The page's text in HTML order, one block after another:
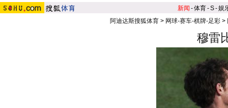
新闻 -体育-S-娱
阿迪达斯搜狐体育> 网球-赛车-棋牌-足彩>
穆雷